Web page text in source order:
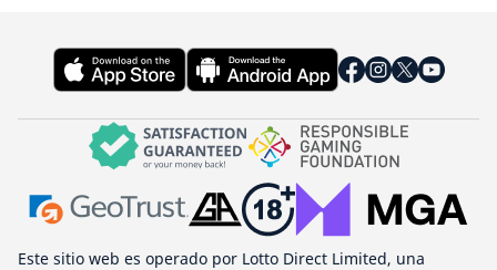
Este sitio web es operado por Lotto Direct Limited, una